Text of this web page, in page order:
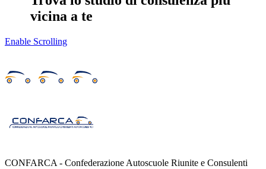
vicina a te
Enable Scrolling
CONFARCA - Confederazione Autoscuole Riunite e Consulenti